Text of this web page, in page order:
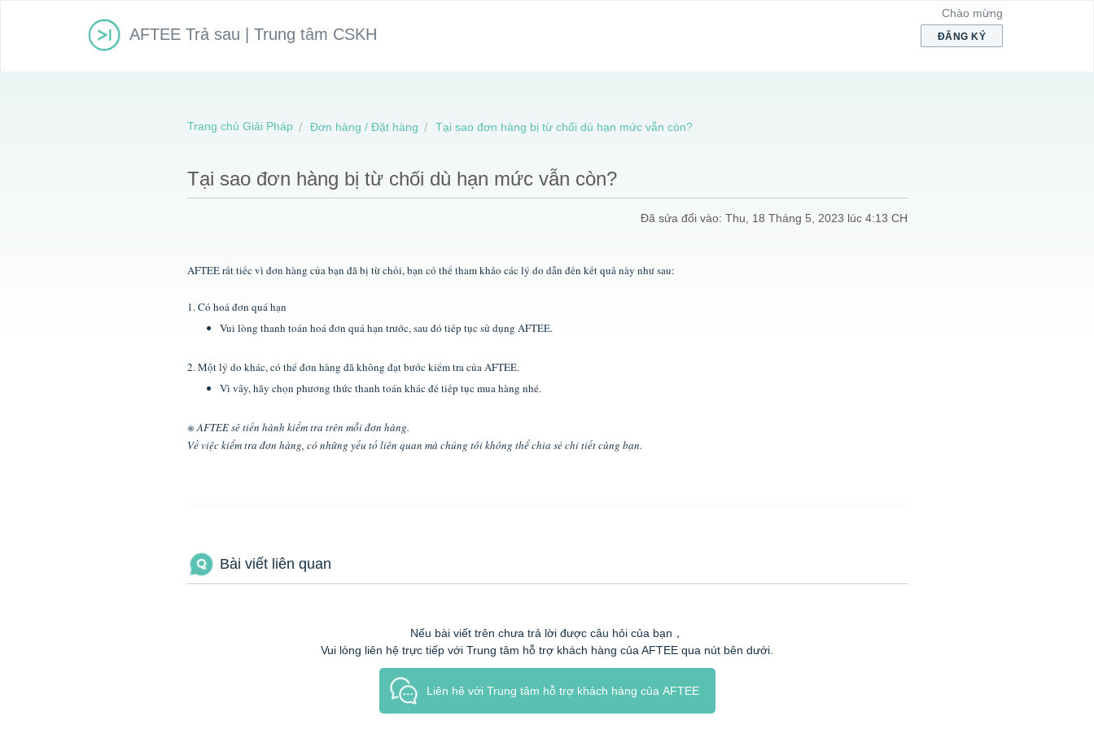
AFTEE Trả sau | Trung tâm CSKH
Chào mừng
ĐĂNG KÝ
Trang chủ Giải Pháp Đơn hàng / Đặt hàng Tại sao đơn hàng bị từ chối dù hạn mức vẫn còn?
Tại sao đơn hàng bị từ chối dù hạn mức vẫn còn?
Đã sửa đổi vào: Thu, 18 Tháng 5, 2023 lúc 4:13 CH
AFTEE rất tiếc vì đơn hàng của bạn đã bị từ chối, bạn có thể tham khảo các lý do dẫn đến kết quả này như sau:
1. Có hoá đơn quá hạn
Vui lòng thanh toán hoá đơn quá hạn trước, sau đó tiếp tục sử dụng AFTEE.
2. Một lý do khác, có thể đơn hàng đã không đạt bước kiểm tra của AFTEE.
Vì vây, hãy chọn phương thức thanh toán khác để tiếp tục mua hàng nhé.
※ AFTEE sẽ tiến hành kiểm tra trên mỗi đơn hàng.
Về việc kiểm tra đơn hàng, có những yếu tố liên quan mà chúng tôi không thể chia sẻ chi tiết cùng bạn.
Bài viết liên quan
Nếu bài viết trên chưa trả lời được câu hỏi của bạn，
Vui lòng liên hệ trực tiếp với Trung tâm hỗ trợ khách hàng của AFTEE qua nút bên dưới.
Liên hệ với Trung tâm hỗ trợ khách hàng của AFTEE